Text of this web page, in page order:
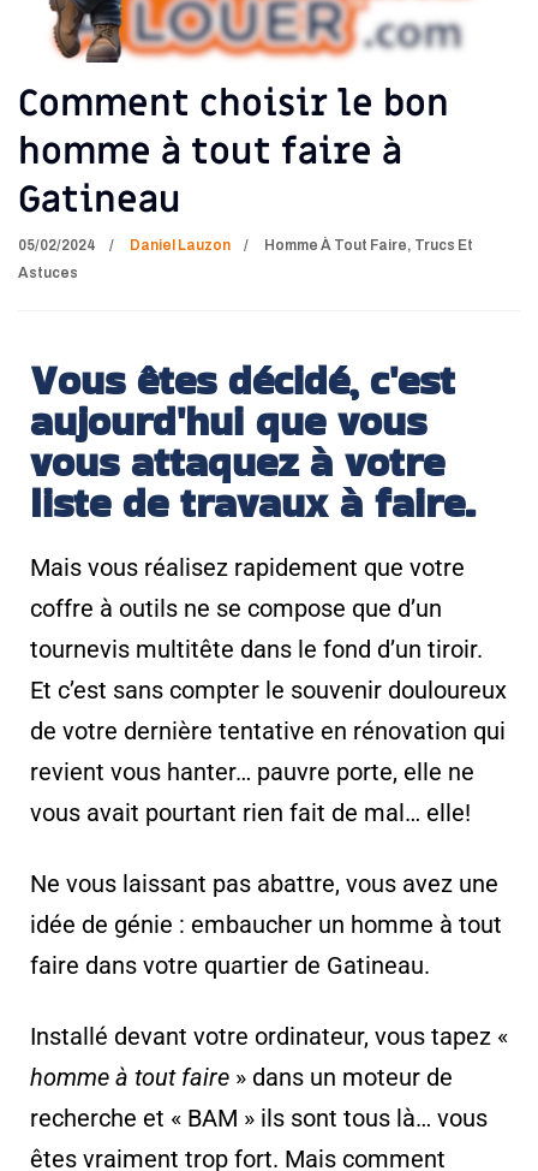
Comment choisir le bon
homme à tout faire à
Gatineau
05/02/2024 Daniel Lauzon Homme À Tout Faire, Trucs Et
Astuces
Vous êtes décidé, c'est
aujourd'hui que vous
vous attaquez à votre
liste de travaux à faire.
Mais vous réalisez rapidement que votre
coffre à outils ne se compose que d’un
tournevis multitête dans le fond d’un tiroir.
Et c’est sans compter le souvenir douloureux
de votre dernière tentative en rénovation qui
revient vous hanter… pauvre porte, elle ne
vous avait pourtant rien fait de mal… elle!
Ne vous laissant pas abattre, vous avez une
idée de génie : embaucher un homme à tout
faire dans votre quartier de Gatineau.
Installé devant votre ordinateur, vous tapez «
homme à tout faire » dans un moteur de
recherche et « BAM » ils sont tous là… vous
êtes vraiment trop fort. Mais comment